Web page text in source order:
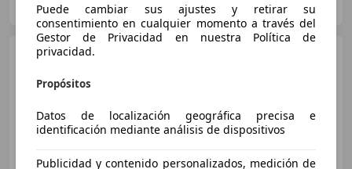
ES-29001 MÁLAGA
€ 11.990
Puede cambiar sus ajustes y retirar su
consentimiento en cualquier momento a través del
Gestor de Privacidad en nuestra Política de
privacidad.
Propósitos
Datos de localización geográfica precisa e
identificación mediante análisis de dispositivos
Publicidad y contenido personalizados, medición de